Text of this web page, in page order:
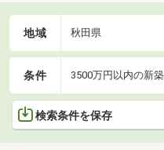
地域 秋田県
条件 3500万円以内の新
検索条件を保存